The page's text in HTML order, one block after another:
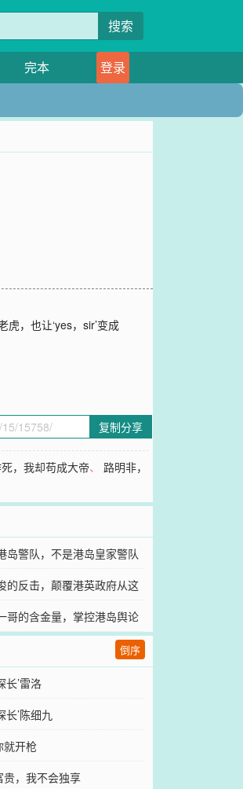
搜索
完本
登录
，也让‘yes，sir’变成
复制分享
，我却苟成大帝、 路明非，
岛警队，不是港岛皇家警队
的反击，颠覆港英政府从这
哥的含金量，掌控港岛舆论
倒序
长’雷洛
长’陈细九
就开枪
贵，我不会独享